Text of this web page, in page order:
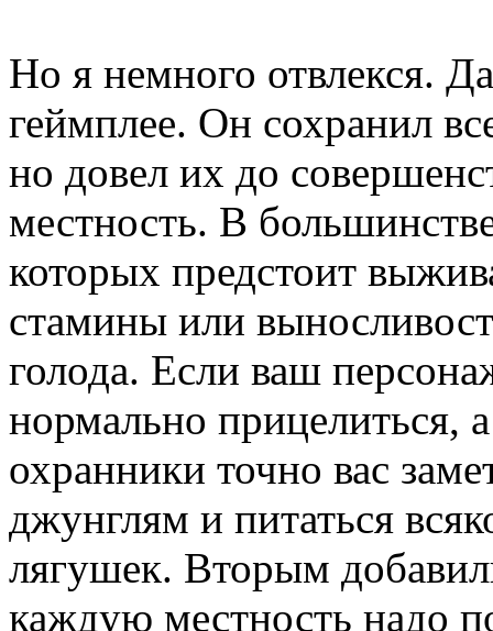
Но я немного отвлекся.
геймплее. Он сохранил
но довел их до
местность. В
которых предстоит
стамины или
голода. Если ваш
нормально прицелиться,
охранники точно вас
джунглям и питаться
лягушек. Вторым
каждую местность надо